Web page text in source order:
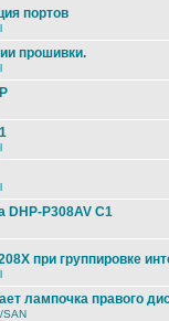
портов
прошивки.
DHP-P308AV C1
при группировке
лампочка правого
SAN